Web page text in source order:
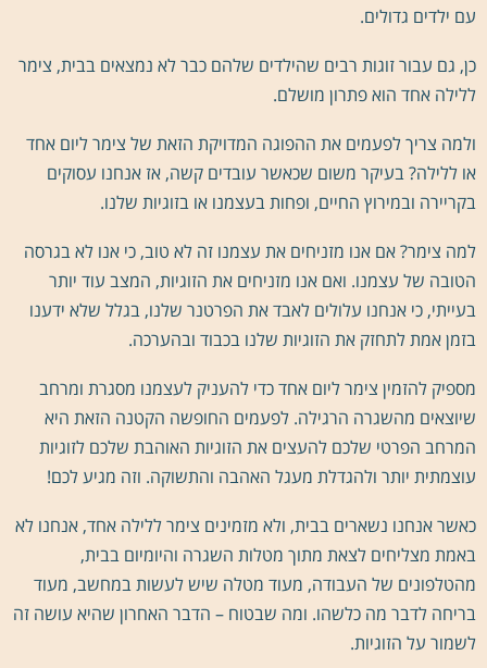
עם ילדים גדולים.
כן, גם עבור זוגות רבים שהילדים שלהם כבר לא נמצאים בבית, צימר
ללילה אחד הוא פתרון מושלם.
ולמה צריך לפעמים את ההפוגה המדויקת הזאת של צימר ליום אחד
או ללילה? בעיקר משום שכאשר עובדים קשה, אז אנחנו עסוקים
בקריירה ובמירוץ החיים, ופחות בעצמנו או בזוגיות שלנו.
למה צימר? אם אנו מזניחים את עצמנו זה לא טוב, כי אנו לא בגרסה
הטובה של עצמנו. ואם אנו מזניחים את הזוגיות, המצב עוד יותר
בעייתי, כי אנחנו עלולים לאבד את הפרטנר שלנו, בגלל שלא ידענו
בזמן אמת לתחזק את הזוגיות שלנו בכבוד ובהערכה.
מספיק להזמין צימר ליום אחד כדי להעניק לעצמנו מסגרת ומרחב
שיוצאים מהשגרה הרגילה. לפעמים החופשה הקטנה הזאת היא
המרחב הפרטי שלכם להעצים את הזוגיות האוהבת שלכם לזוגיות
עוצמתית יותר ולהגדלת מעגל האהבה והתשוקה. וזה מגיע לכם!
כאשר אנחנו נשארים בבית, ולא מזמינים צימר ללילה אחד, אנחנו לא
באמת מצליחים לצאת מתוך מטלות השגרה והיומיום בבית,
מהטלפונים של העבודה, מעוד מטלה שיש לעשות במחשב, מעוד
בריחה לדבר מה כלשהו. ומה שבטוח – הדבר האחרון שהיא עושה זה
לשמור על הזוגיות.